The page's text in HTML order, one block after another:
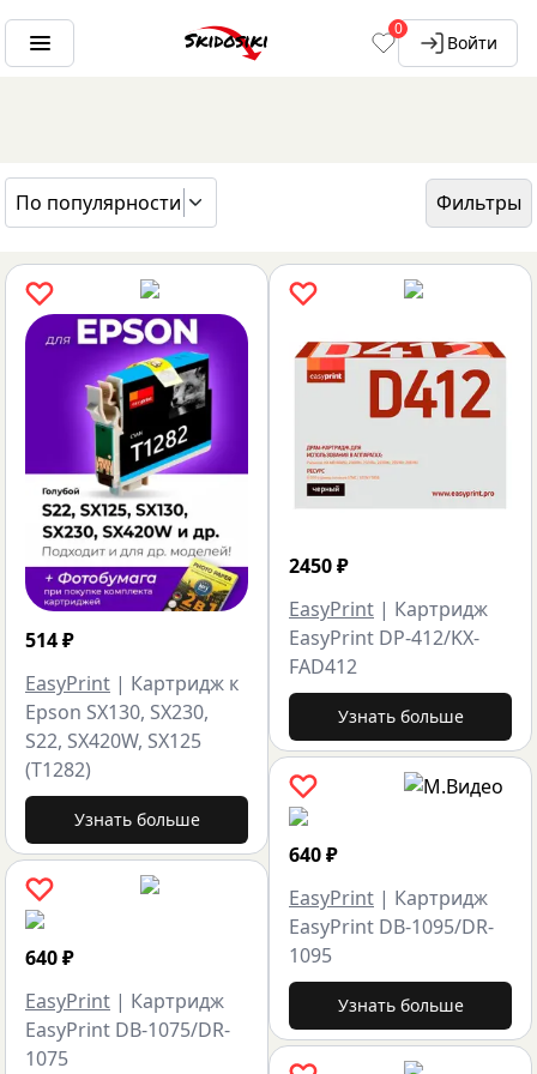
0
Войти
По популярности
Фильтры
ГЛАВНАЯ
БРЕНДЫ
514₽
EasyPrint | Картридж к
Epson SX130, SX230,
S22, SX420W, SX125
(T1282)
Узнать больше
640₽
EasyPrint | Картридж
EasyPrint DB-1075/DR-
1075
2450₽
EasyPrint | Картридж
EasyPrint DP-412/KX-
FAD412
Узнать больше
640₽
EasyPrint | Картридж
EasyPrint DB-1095/DR-
1095
Узнать больше